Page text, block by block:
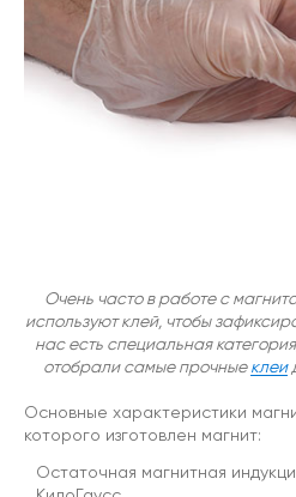
Очень часто в работе с
используют клей, чтобы
нас есть специальная
отобрали самые прочныеклеи
Основные характеристики
которого изготовлен магнит:
Остаточная магнитная